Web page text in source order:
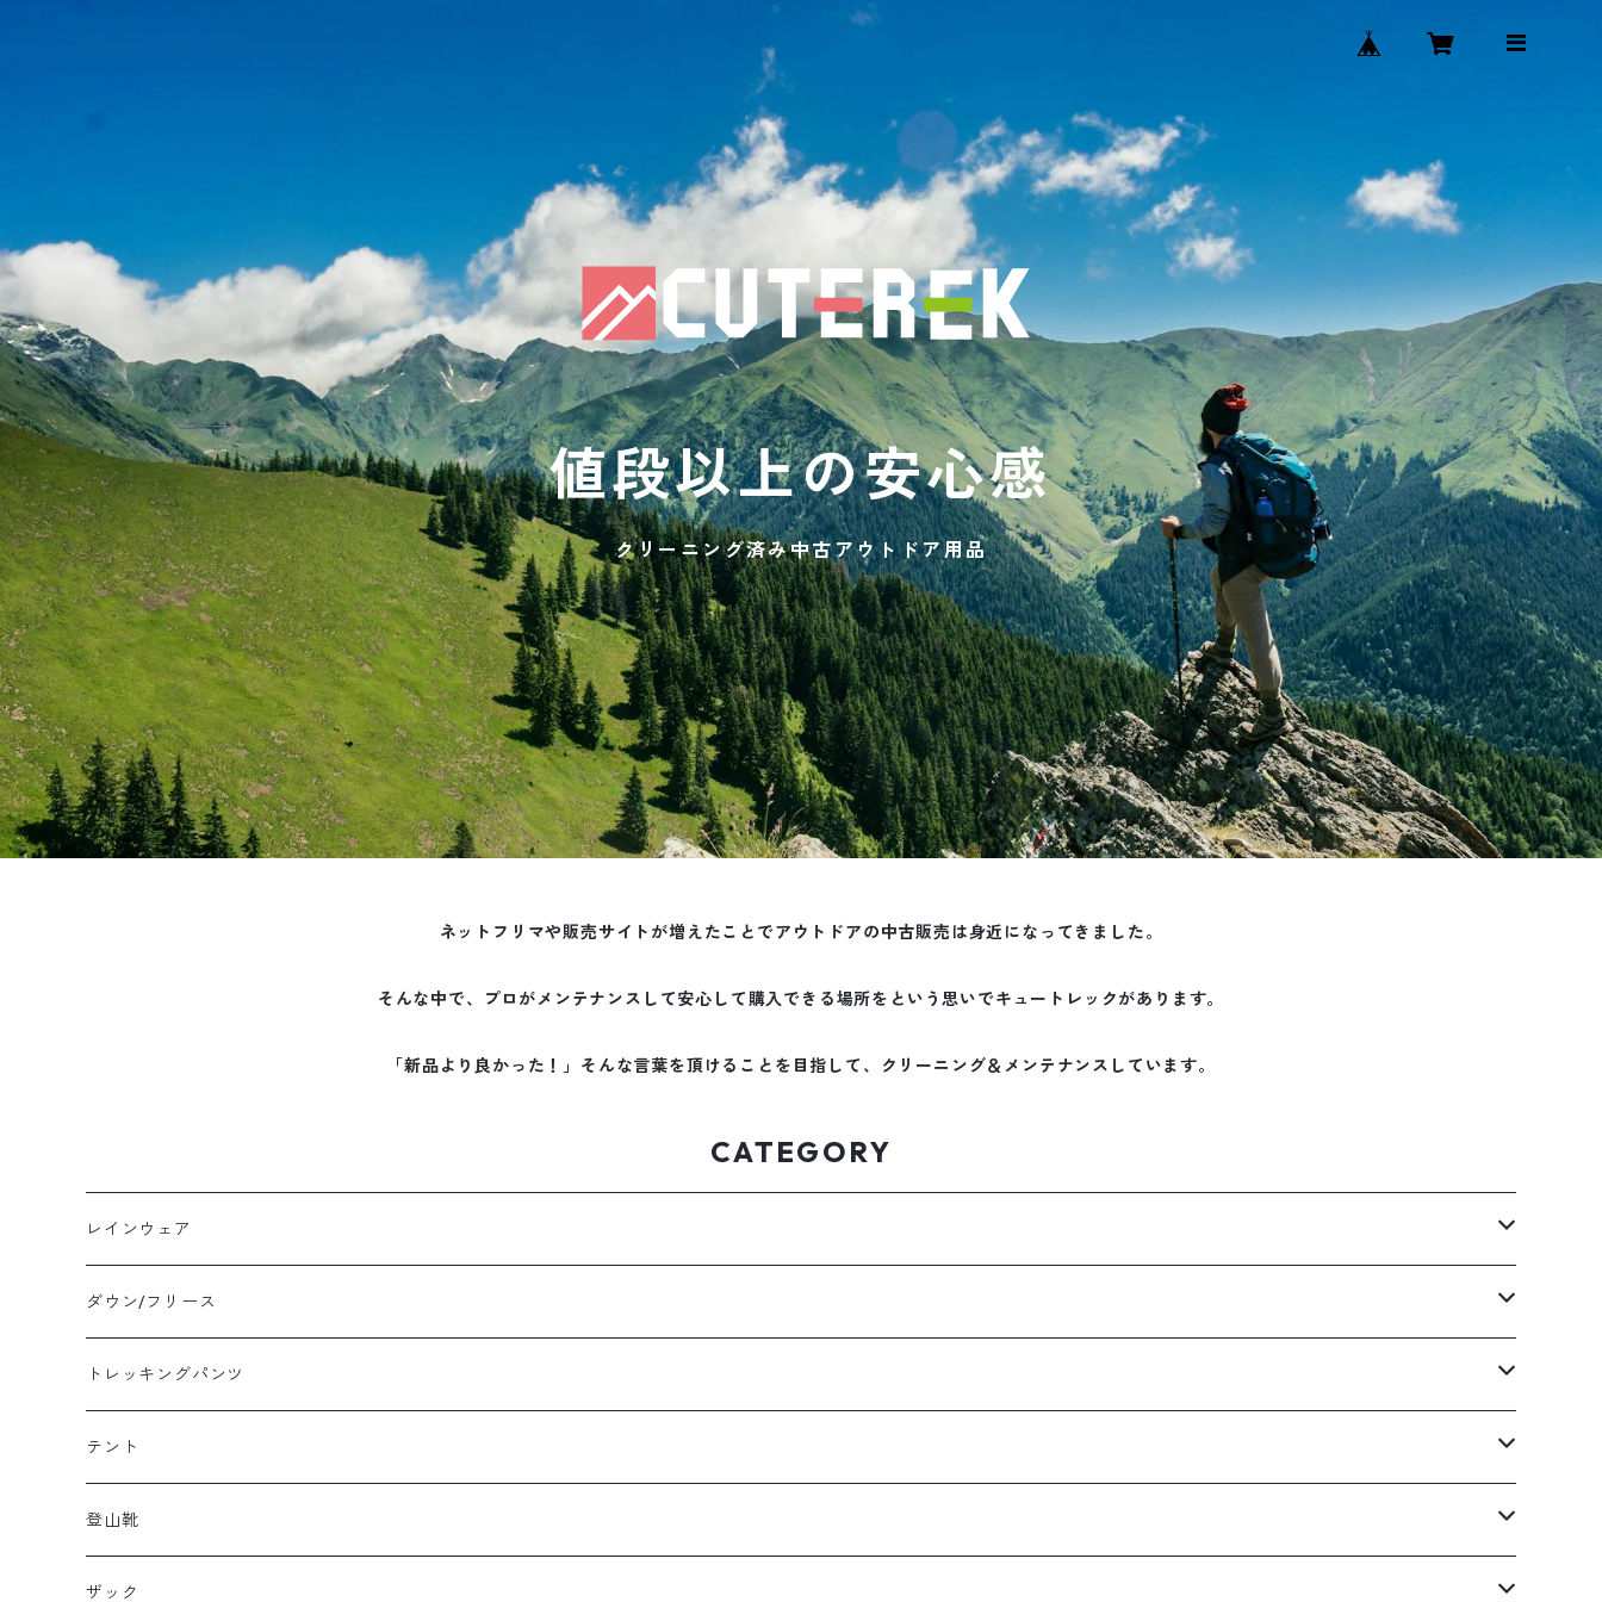
値段以上の安心感
クリーニング済み中古アウトドア用品
ネットフリマや販売サイトが増えたことでアウトドアの中古販売は身近になってきました。
そんな中で、プロがメンテナンスして安心して購入できる場所をという思いでキュートレックがあります。
「新品より良かった！」そんな言葉を頂けることを目指して、クリーニング＆メンテナンスしています。
CATEGORY
レインウェア
メンズレインウェア
レディースレインウェア
キッズレインウェア
ダウン/フリース
メンズ ダウン/フリース
レディース ダウン/フリース
キッズ ダウン/フリース
トレッキングパンツ
メンズトレッキングパンツ
レディーストレッキングパンツ
テント
キャンプテント
タープ
登山靴
メンズ登山靴
ザック